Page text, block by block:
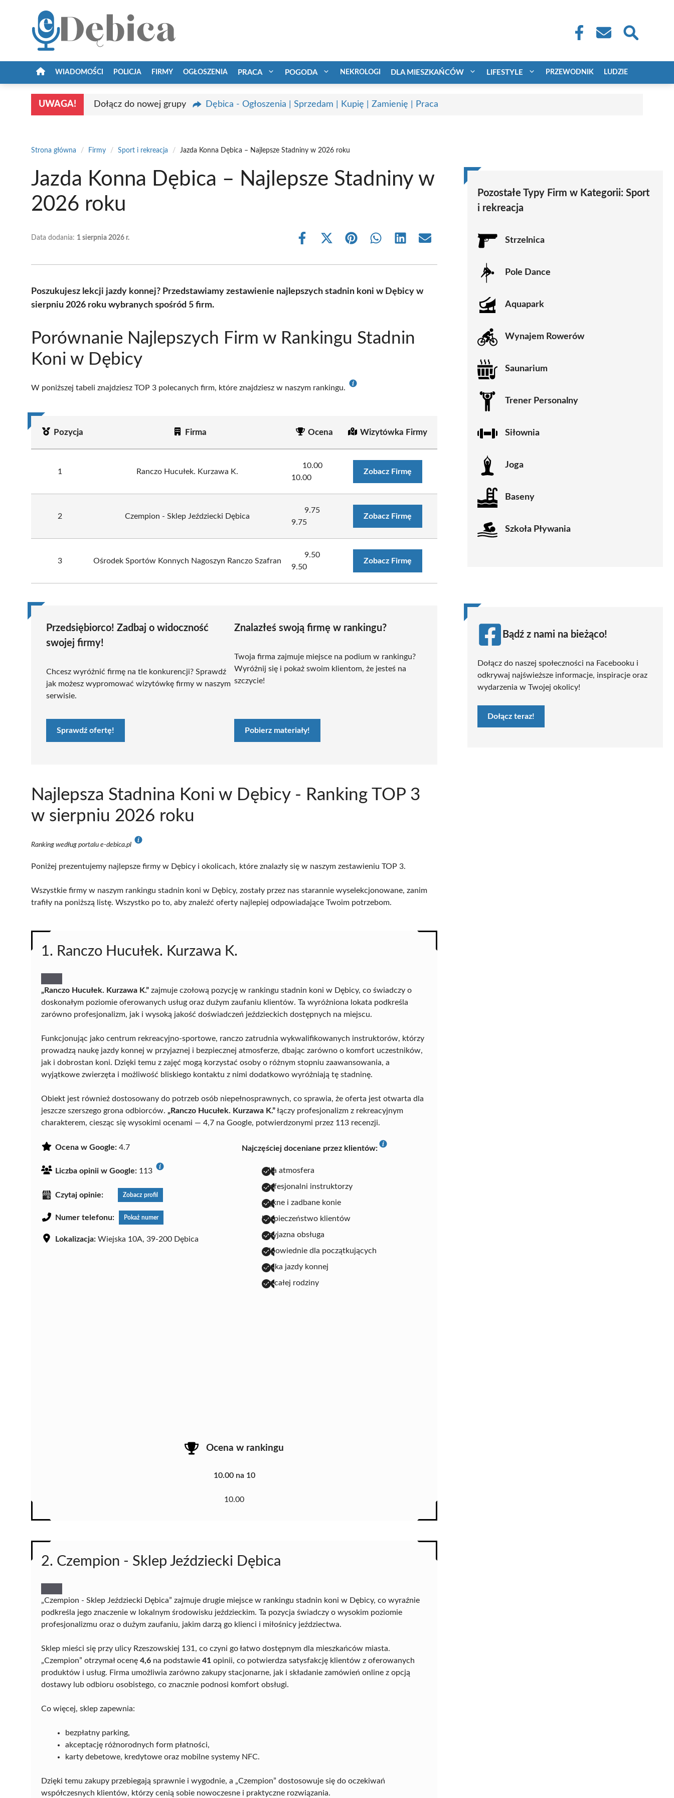
WIADOMOŚCI POLICJA FIRMY OGŁOSZENIA PRACA POGODA NEKROLOGI DLA MIESZKAŃCÓW LIFESTYLE PRZEWODNIK LUDZIE
UWAGA! Dołącz do nowej grupy Dębica - Ogłoszenia | Sprzedam | Kupię | Zamienię | Praca
Strona główna / Firmy / Sport i rekreacja / Jazda Konna Dębica – Najlepsze Stadniny w 2026 roku
Jazda Konna Dębica – Najlepsze Stadniny w
2026 roku
Data dodania: 1 sierpnia 2026 r.
Share
Share
(Twitter)
Share Share Share Share
Poszukujesz lekcji jazdy konnej? Przedstawiamy zestawienie najlepszych stadnin koni w Dębicy w
sierpniu 2026 roku wybranych spośród 5 firm.
Porównanie Najlepszych Firm w Rankingu Stadnin
Koni w Dębicy
W poniższej tabeli znajdziesz TOP 3 polecanych firm, które znajdziesz w naszym rankingu.
Pozycja Firma Ocena Wizytówka Firmy
1 Ranczo Hucułek. Kurzawa K.
10.00
10.00
Zobacz Firmę
2 Czempion - Sklep Jeździecki Dębica
9.75
9.75
Zobacz Firmę
3 Ośrodek Sportów Konnych Nagoszyn Ranczo Szafran
9.50
9.50
Zobacz Firmę
Przedsiębiorco! Zadbaj o widoczność
swojej firmy!
Chcesz wyróżnić firmę na tle konkurencji? Sprawdź
jak możesz wypromować wizytówkę firmy w naszym
serwisie.
Sprawdź ofertę!
Znalazłeś swoją firmę w rankingu?
Twoja firma zajmuje miejsce na podium w rankingu?
Wyróżnij się i pokaż swoim klientom, że jesteś na
szczycie!
Pobierz materiały!
Najlepsza Stadnina Koni w Dębicy - Ranking TOP 3
w sierpniu 2026 roku
Ranking według portalu e-debica.pl
Poniżej prezentujemy najlepsze firmy w Dębicy i okolicach, które znalazły się w naszym zestawieniu TOP 3.
Wszystkie firmy w naszym rankingu stadnin koni w Dębicy, zostały przez nas starannie wyselekcjonowane, zanim
trafiły na poniższą listę. Wszystko po to, aby znaleźć oferty najlepiej odpowiadające Twoim potrzebom.
1. Ranczo Hucułek. Kurzawa K.
„Ranczo Hucułek. Kurzawa K.” zajmuje czołową pozycję w rankingu stadnin koni w Dębicy, co świadczy o
doskonałym poziomie oferowanych usług oraz dużym zaufaniu klientów. Ta wyróżniona lokata podkreśla
zarówno profesjonalizm, jak i wysoką jakość doświadczeń jeździeckich dostępnych na miejscu.
Funkcjonując jako centrum rekreacyjno-sportowe, ranczo zatrudnia wykwalifikowanych instruktorów, którzy
prowadzą naukę jazdy konnej w przyjaznej i bezpiecznej atmosferze, dbając zarówno o komfort uczestników,
jak i dobrostan koni. Dzięki temu z zajęć mogą korzystać osoby o różnym stopniu zaawansowania, a
wyjątkowe zwierzęta i możliwość bliskiego kontaktu z nimi dodatkowo wyróżniają tę stadninę.
Obiekt jest również dostosowany do potrzeb osób niepełnosprawnych, co sprawia, że oferta jest otwarta dla
jeszcze szerszego grona odbiorców. „Ranczo Hucułek. Kurzawa K.”łączy profesjonalizm z rekreacyjnym
charakterem, ciesząc się wysokimi ocenami — 4,7 na Google, potwierdzonymi przez 113 recenzji.
Ocena w Google: 4.7
Liczba opinii w Google: 113
Czytaj opinie: Zobacz profil
Numer telefonu: Pokaż numer
Lokalizacja: Wiejska 10A, 39-200 Dębica
Najczęściej doceniane przez klientów:
miła atmosfera
profesjonalni instruktorzy
piękne i zadbane konie
bezpieczeństwo klientów
przyjazna obsługa
odpowiednie dla początkujących
nauka jazdy konnej
dla całej rodziny
Ocena w rankingu
10.00 na 10
10.00
2. Czempion - Sklep Jeździecki Dębica
„Czempion - Sklep Jeździecki Dębica” zajmuje drugie miejsce w rankingu stadnin koni w Dębicy, co wyraźnie
podkreśla jego znaczenie w lokalnym środowisku jeździeckim. Ta pozycja świadczy o wysokim poziomie
profesjonalizmu oraz o dużym zaufaniu, jakim darzą go klienci i miłośnicy jeździectwa.
Sklep mieści się przy ulicy Rzeszowskiej 131, co czyni go łatwo dostępnym dla mieszkańców miasta.
„Czempion” otrzymał ocenę 4,6 na podstawie 41 opinii, co potwierdza satysfakcję klientów z oferowanych
produktów i usług. Firma umożliwia zarówno zakupy stacjonarne, jak i składanie zamówień online z opcją
dostawy lub odbioru osobistego, co znacznie podnosi komfort obsługi.
Co więcej, sklep zapewnia:
bezpłatny parking,
akceptację różnorodnych form płatności,
karty debetowe, kredytowe oraz mobilne systemy NFC.
Dzięki temu zakupy przebiegają sprawnie i wygodnie, a „Czempion” dostosowuje się do oczekiwań
współczesnych klientów, którzy cenią sobie nowoczesne i praktyczne rozwiązania.
Pozostałe Typy Firm w Kategorii: Sport
i rekreacja
Strzelnica
Pole Dance
Aquapark
Wynajem Rowerów
Saunarium
Trener Personalny
Siłownia
Joga
Baseny
Szkoła Pływania
Bądź z nami na bieżąco!
Dołącz do naszej społeczności na Facebooku i
odkrywaj najświeższe informacje, inspiracje oraz
wydarzenia w Twojej okolicy!
Dołącz teraz!